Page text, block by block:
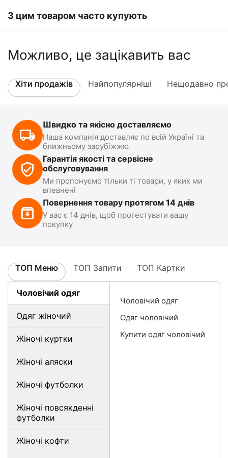
З цим товаром часто купують
Можливо, це зацікавить вас
Хіти продажів Найпопулярніші Нещодавно
Швидко та якісно доставляємо
Наша компанія доставляє по всій Україні та
ближньому зарубіжжю.
Гарантія якості та сервісне
обслуговування
Ми пропонуємо тільки ті товари, у яких ми
впевнені
Повернення товару протягом 14 днів
У вас є 14 днів, щоб протестувати вашу
покупку
ТОП Меню ТОП Запити ТОП Картки
Чоловічий одяг
Одяг жіночий
Жіночі куртки
Жіночі аляски
Жіночі футболки
Жіночі повсякденні
футболки
Жіночі кофти
Чоловічий одяг
Одяг чоловічий
Купити одяг чоловічий